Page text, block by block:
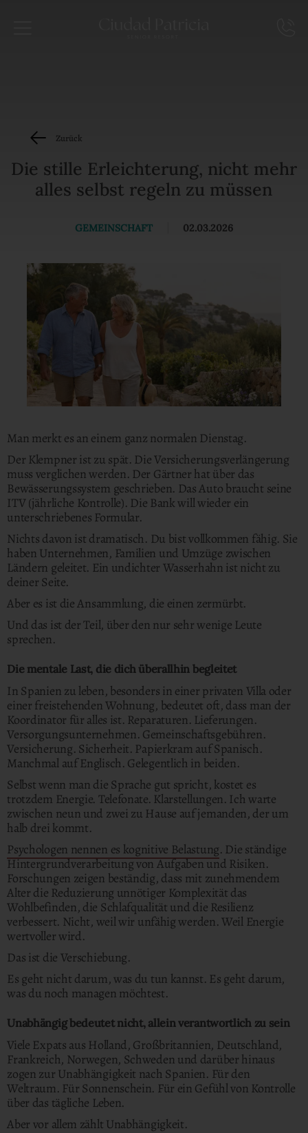
Zurück
Die stille Erleichterung, nicht mehr
alles selbst regeln zu müssen
GEMEINSCHAFT 02.03.2026
Man merkt es an einem ganz normalen Dienstag.
Der Klempner ist zu spät. Die Versicherungsverlängerung
muss verglichen werden. Der Gärtner hat über das
Bewässerungssystem geschrieben. Das Auto braucht seine
ITV (jährliche Kontrolle). Die Bank will wieder ein
unterschriebenes Formular.
Nichts davon ist dramatisch. Du bist vollkommen fähig. Sie
haben Unternehmen, Familien und Umzüge zwischen
Ländern geleitet. Ein undichter Wasserhahn ist nicht zu
deiner Seite.
Aber es ist die Ansammlung, die einen zermürbt.
Und das ist der Teil, über den nur sehr wenige Leute
sprechen.
Die mentale Last, die dich überallhin begleitet
In Spanien zu leben, besonders in einer privaten Villa oder
einer freistehenden Wohnung, bedeutet oft, dass man der
Koordinator für alles ist. Reparaturen. Lieferungen.
Versorgungsunternehmen. Gemeinschaftsgebühren.
Versicherung. Sicherheit. Papierkram auf Spanisch.
Manchmal auf Englisch. Gelegentlich in beiden.
Selbst wenn man die Sprache gut spricht, kostet es
trotzdem Energie. Telefonate. Klarstellungen. Ich warte
zwischen neun und zwei zu Hause auf jemanden, der um
halb drei kommt.
Psychologen nennen es kognitive Belastung. Die ständige
Hintergrundverarbeitung von Aufgaben und Risiken.
Forschungen zeigen beständig, dass mit zunehmendem
Alter die Reduzierung unnötiger Komplexität das
Wohlbefinden, die Schlafqualität und die Resilienz
verbessert. Nicht, weil wir unfähig werden. Weil Energie
wertvoller wird.
Das ist die Verschiebung.
Es geht nicht darum, was du tun kannst. Es geht darum,
was du noch managen möchtest.
Unabhängig bedeutet nicht, allein verantwortlich zu sein
Viele Expats aus Holland, Großbritannien, Deutschland,
Frankreich, Norwegen, Schweden und darüber hinaus
zogen zur Unabhängigkeit nach Spanien. Für den
Weltraum. Für Sonnenschein. Für ein Gefühl von Kontrolle
über das tägliche Leben.
Aber vor allem zählt Unabhängigkeit.